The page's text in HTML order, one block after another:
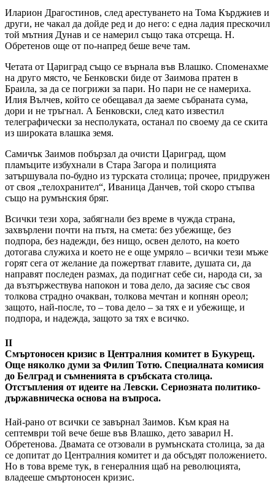
Иларион Драгостинов, след арестуването на Тома Кърджиев и
други, не чакал да дойде ред и до него: с една ладия прескочил
той мътния Дунав и се намерил също така отсреща. Н.
Обретенов още от по-напред беше вече там.
Четата от Цариград също се върнала във Влашко. Споменахме
на друго място, че Бенковски биде от Заимова пратен в
Браила, за да се погрижи за пари. Но пари не се намериха.
Илия Вълчев, който се обещавал да заеме събраната сума,
дори и не тръгнал. А Бенковски, след като известил
телеграфически за несполуката, останал по своему да се скита
из широката влашка земя.
Самичък Заимов побързал да очисти Цариград, щом
пламъците избухнали в Стара Загора и полицията
затършувала по-будно из турската столица; прочее, придружен
от своя „телохранител“, Иваница Данчев, той скоро стъпва
също на румънския бряг.
Всички тези хора, забягнали без време в чужда страна,
захвърлени почти на пътя, на смета: без убежище, без
подпора, без надежди, без нищо, освен делото, на което
дотогава служиха и което не е още умряло – всички тези мъже
горят сега от желание да пожертват главите, душата си, да
направят последен размах, да подигнат себе си, народа си, за
да възтържествува напокон и това дело, да засияе със своя
толкова страдно очакван, толкова мечтан и копнян ореол;
защото, най-после, то – това дело – за тях е и убежище, и
подпора, и надежда, защото за тях е всичко.
II
Смъртоносен кризис в Централния комитет в Букурещ.
Още няколко думи за Филип Тотю. Специалната комисия
до Белград и съмненията в сръбската столица.
Отстъпления от идеите на Левски. Сериозната политико-
държавническа основа на въпроса.
Най-рано от всички се завърнал Заимов. Към края на
септември той вече беше във Влашко, дето заварил Н.
Обретенова. Двамата се отзовали в румънската столица, за да
се допитат до Централния комитет и да обсъдят положението.
Но в това време тук, в генералния щаб на революцията,
владееше смъртоносен кризис.